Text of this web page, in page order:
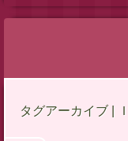
ンタグアーカイブ |